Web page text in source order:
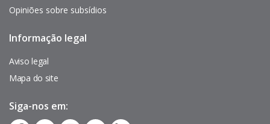
Opiniões sobre subsídios
Pie
página
Informação legal
Aviso legal
Mapa do site
Siga-nos em: